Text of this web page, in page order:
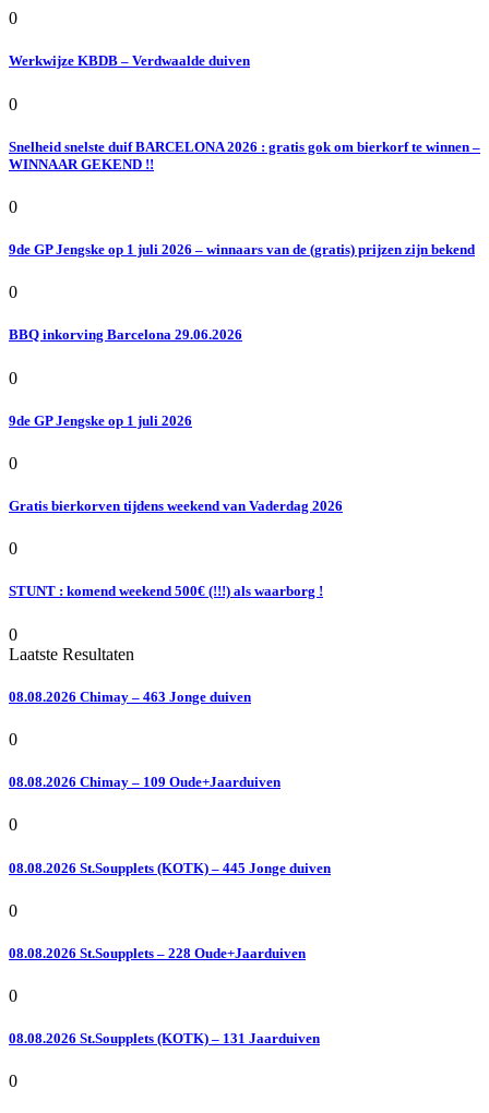
0
Werkwijze KBDB – Verdwaalde duiven
0
Snelheid snelste duif BARCELONA 2026 : gratis gok om bierkorf te winnen –
WINNAAR GEKEND !!
0
9de GP Jengske op 1 juli 2026 – winnaars van de (gratis) prijzen zijn bekend
0
BBQ inkorving Barcelona 29.06.2026
0
9de GP Jengske op 1 juli 2026
0
Gratis bierkorven tijdens weekend van Vaderdag 2026
0
STUNT : komend weekend 500€ (!!!) als waarborg !
0
Laatste Resultaten
08.08.2026 Chimay – 463 Jonge duiven
0
08.08.2026 Chimay – 109 Oude+Jaarduiven
0
08.08.2026 St.Soupplets (KOTK) – 445 Jonge duiven
0
08.08.2026 St.Soupplets – 228 Oude+Jaarduiven
0
08.08.2026 St.Soupplets (KOTK) – 131 Jaarduiven
0